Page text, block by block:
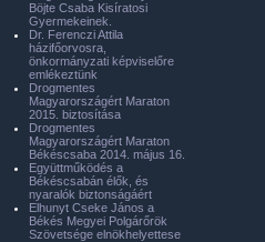
Böjte Csaba Kisíratosi
Gyermekeinek.
Dr. Ferenczi Attila
házifőorvosra,
önkormányzati képviselőre
emlékeztünk
Drogmentes
Magyarországért Maraton
2015. biztosítása
Drogmentes
Magyarországért Maraton
Békéscsaba 2014. május 16.
Együttműködés a
Békéscsabán élők, és
nyaralók biztonságáért
Elhunyt Cseke János a
Békés Megyei Polgárőrök
Szövetsége elnökhelyettese